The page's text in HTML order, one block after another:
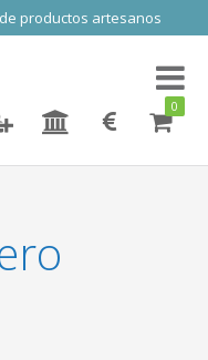
productos artesanos
Toggle
0